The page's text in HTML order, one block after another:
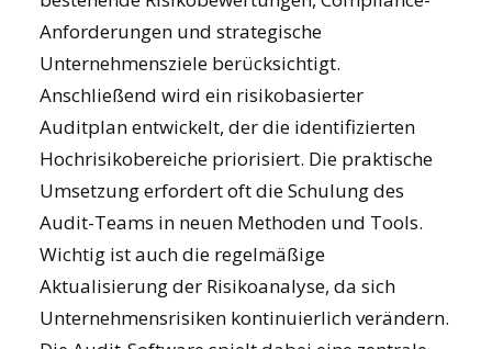
Anforderungen und strategische
Unternehmensziele berücksichtigt.
Anschließend wird ein risikobasierter
Auditplan entwickelt, der die identifizierten
Hochrisikobereiche priorisiert. Die praktische
Umsetzung erfordert oft die Schulung des
Audit-Teams in neuen Methoden und Tools.
Wichtig ist auch die regelmäßige
Aktualisierung der Risikoanalyse, da sich
Unternehmensrisiken kontinuierlich verändern.